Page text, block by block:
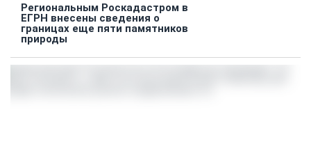
Региональным Роскадастром в
ЕГРН внесены сведения о
границах еще пяти памятников
природы